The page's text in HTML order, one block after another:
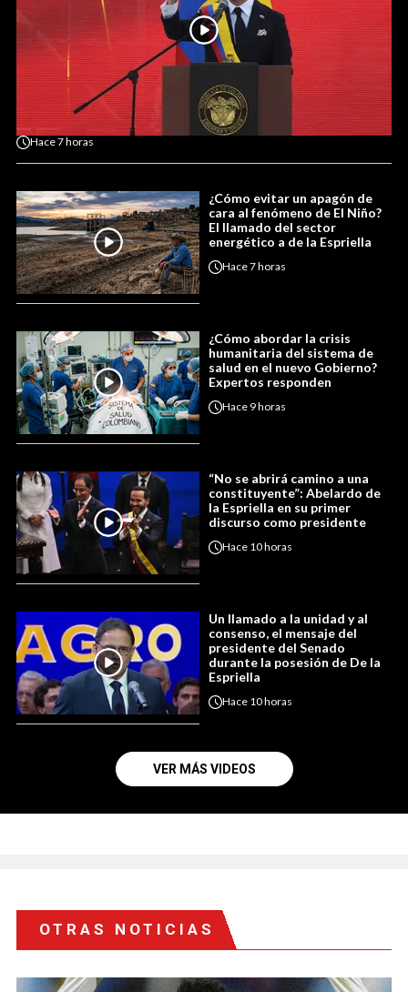
Hace7 horas
¿Cómo evitar un apagón de
cara al fenómeno de El Niño?
El llamado del sector
energético a de la Espriella
Hace7 horas
¿Cómo abordar la crisis
humanitaria del sistema de
salud en el nuevo Gobierno?
Expertos responden
Hace 9 horas
“No se abrirá camino a una
constituyente”: Abelardo de
la Espriella en su primer
discurso como presidente
Hace 10 horas
Un llamado a la unidad y al
consenso, el mensaje del
presidente del Senado
durante la posesión de De la
Espriella
Hace 10 horas
VER MÁS VIDEOS
OTRAS NOTICIAS